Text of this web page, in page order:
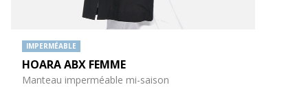
IMPERMÉABLE
HOARA ABX FEMME
Manteau imperméable mi-saison